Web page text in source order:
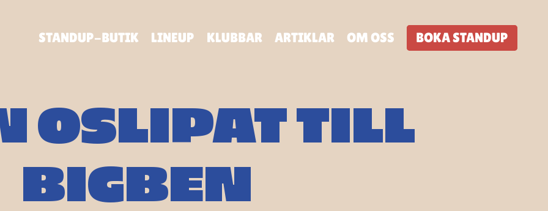
STANDUP-BUTIK LINEUP KLUBBAR ARTIKLAR OM OSS BOKA STANDUP
OSLIPAT TILL
BIGBEN